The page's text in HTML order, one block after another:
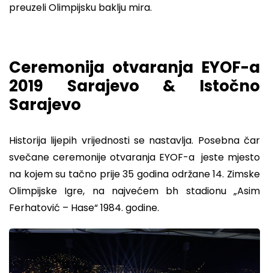
preuzeli Olimpijsku baklju mira.
Ceremonija otvaranja EYOF-a
2019 Sarajevo & Istočno
Sarajevo
Historija lijepih vrijednosti se nastavlja. Posebna čar
svečane ceremonije otvaranja EYOF-a jeste mjesto
na kojem su tačno prije 35 godina održane 14. Zimske
Olimpijske Igre, na najvećem bh stadionu „Asim
Ferhatović – Hase“ 1984. godine.